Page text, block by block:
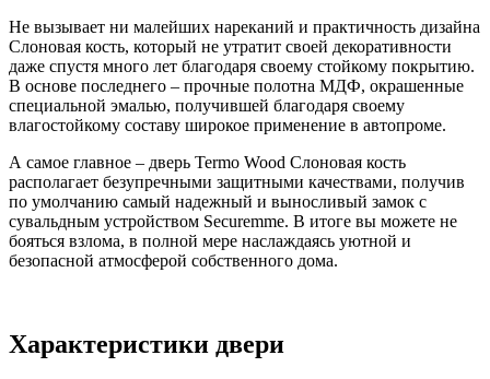
Не вызывает ни малейших нареканий и практичность дизайна
Слоновая кость, который не утратит своей декоративности
даже спустя много лет благодаря своему стойкому покрытию.
В основе последнего – прочные полотна МДФ, окрашенные
специальной эмалью, получившей благодаря своему
влагостойкому составу широкое применение в автопроме.
А самое главное – дверь Termo Wood Слоновая кость
располагает безупречными защитными качествами, получив
по умолчанию самый надежный и выносливый замок с
сувальдным устройством Securemme. В итоге вы можете не
бояться взлома, в полной мере наслаждаясь уютной и
безопасной атмосферой собственного дома.
Характеристики двери